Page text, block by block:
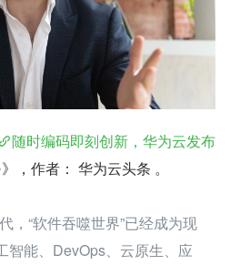
随时编码即刻创新，华为云发布
》，作者： 华为云头条 。
，“软件吞噬世界”已经成为现
智能、DevOps、云原生、应